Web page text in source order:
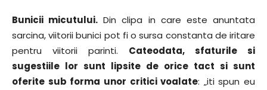
Bunicii micutului. Din clipa in care este anuntata
sarcina, viitorii bunici pot fi o sursa constanta de iritare
pentru viitorii parinti. Cateodata, sfaturile si
sugestiile lor sunt lipsite de orice tact si sunt
oferite sub forma unor critici voalate: „iti spun eu